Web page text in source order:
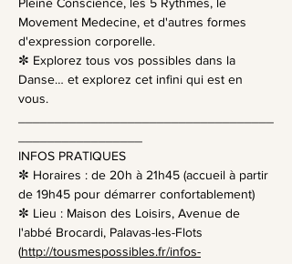
Movement Medecine, et d'autres formes
d'expression corporelle.
✼ Explorez tous vos possibles dans la
Danse… et explorez cet infini qui est en
vous.
INFOS PRATIQUES
✼ Horaires : de 20h à 21h45 (accueil à partir
de 19h45 pour démarrer confortablement)
✼ Lieu : Maison des Loisirs, Avenue de
l'abbé Brocardi, Palavas-les-Flots
(http://tousmespossibles.fr/infos-